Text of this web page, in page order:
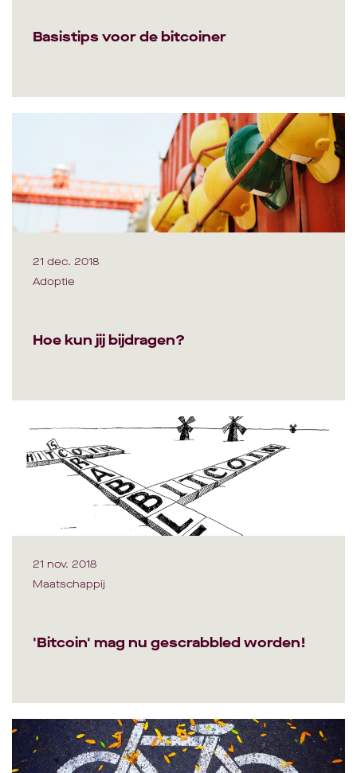
Basistips voor de bitcoiner
21 dec. 2018
Adoptie
Hoe kun jij bijdragen?
21 nov. 2018
Maatschappij
'Bitcoin' mag nu gescrabbled worden!